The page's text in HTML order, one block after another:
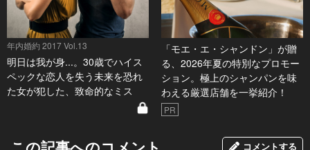
年内婚約 2017 Vol.13
明日は我が身...。30歳でハイス
ペックな恋人を失う未来を恐れ
た女が犯した、致命的なミス
「モエ・エ・シャンドン」が贈
る、2026年夏の特別なプロモー
ション。極上のシャンパンを味
わえる厳選店舗を一挙紹介！
PR
コメントする